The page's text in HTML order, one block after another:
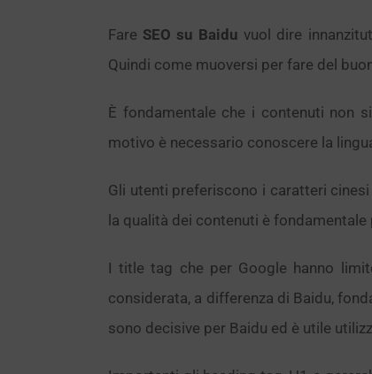
Fare SEO su Baidu vuol dire
Quindi come muoversi per fare del
È fondamentale che i contenuti non
motivo è necessario conoscere la
Gli utenti preferiscono i caratteri
la qualità dei contenuti è
I title tag che per Google hanno
considerata, a differenza di Baidu,
sono decisive per Baidu ed è utile